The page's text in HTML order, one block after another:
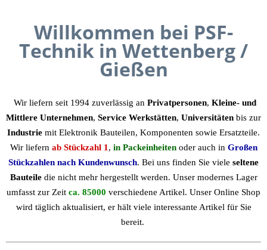
Willkommen bei PSF-
Technik in Wettenberg /
Gießen
Wir liefern seit 1994 zuverlässig an Privatpersonen, Kleine- und
Mittlere Unternehmen, Service Werkstätten, Universitäten bis zur
Industrie mit Elektronik Bauteilen, Komponenten sowie Ersatzteile.
Wir liefern ab Stückzahl 1 , in Packeinheitenoder auch in Großen
Stückzahlen nach Kundenwunsch. Bei uns finden Sie viele seltene
Bauteiledie nicht mehr hergestellt werden. Unser modernes Lager
umfasst zur Zeit ca. 85000 verschiedene Artikel. Unser Online Shop
wird täglich aktualisiert, er hält viele interessante Artikel für Sie
bereit.